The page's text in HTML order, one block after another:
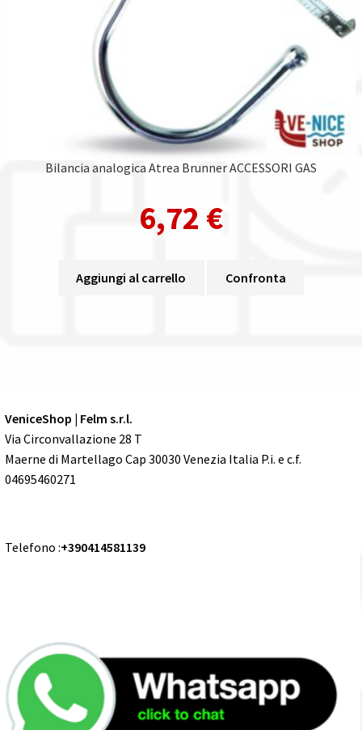
Bilancia analogica Atrea Brunner ACCESSORI GAS
6,72 €
Aggiungi al carrello Confronta
VeniceShop | Felm s.r.l.
Via Circonvallazione 28 T
Maerne di Martellago Cap 30030 Venezia Italia P.i. e c.f.
04695460271
Telefono :+390414581139